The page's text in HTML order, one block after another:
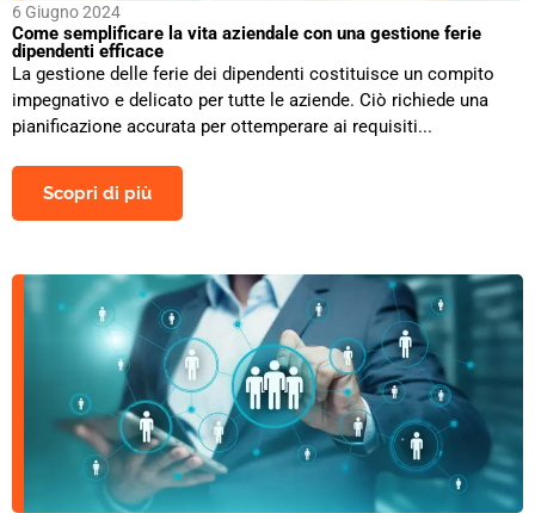
6 Giugno 2024
Come semplificare la vita aziendale con una gestione ferie
dipendenti efficace
La gestione delle ferie dei dipendenti costituisce un compito
impegnativo e delicato per tutte le aziende. Ciò richiede una
pianificazione accurata per ottemperare ai requisiti...
Scopri di più